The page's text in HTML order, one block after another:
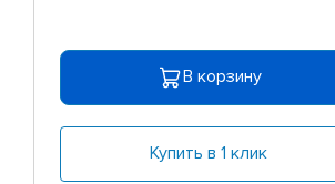
В корзину
Купить в 1 клик